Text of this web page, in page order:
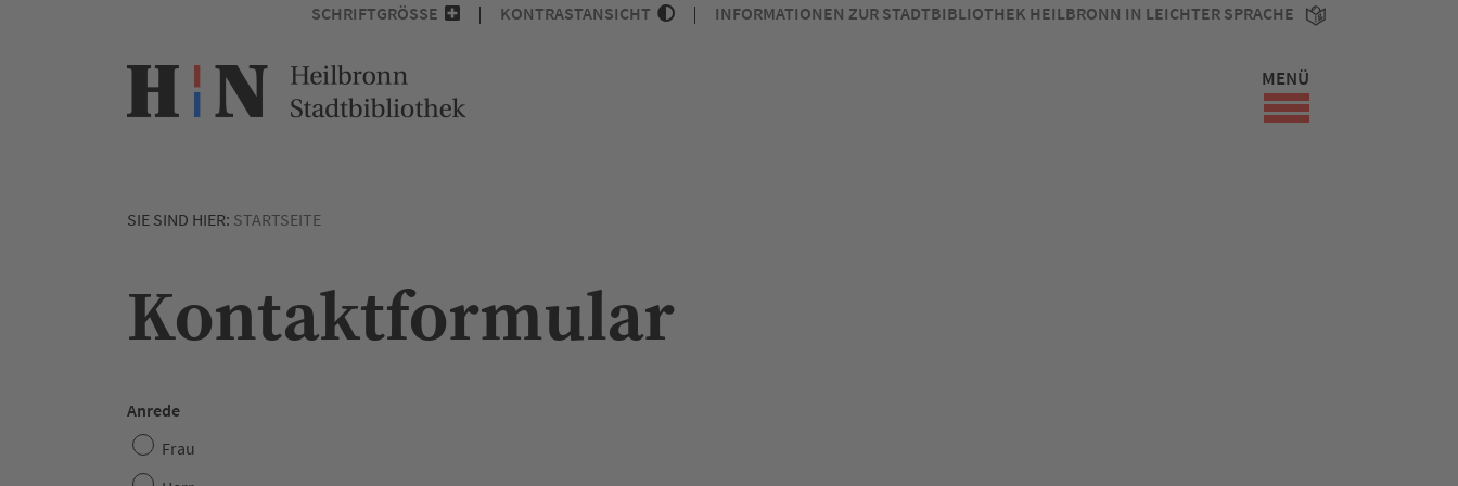
SCHRIFTGRÖSSE KONTRASTANSICHT INFORMATIONEN ZUR STADTBIBLIOTHEK HEILBRONN IN LEICHTER SPRACHE
MENÜ
SIE SIND HIER: STARTSEITE
Kontaktformular
Anrede
Frau